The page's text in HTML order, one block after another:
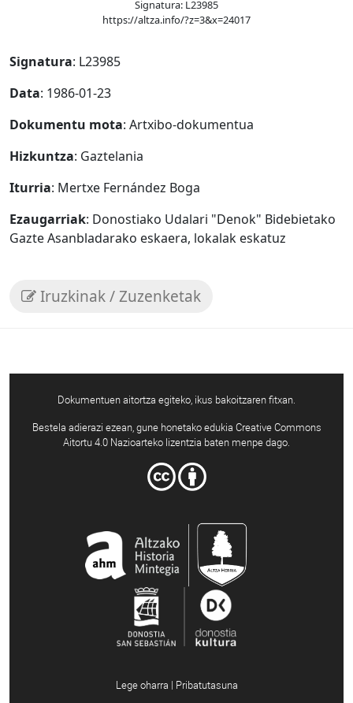
Signatura: L23985
https://altza.info/?z=3&x=24017
Signatura: L23985
Data: 1986-01-23
Dokumentu mota: Artxibo-dokumentua
Hizkuntza: Gaztelania
Iturria: Mertxe Fernández Boga
Ezaugarriak: Donostiako Udalari "Denok" Bidebietako
Gazte Asanbladarako eskaera, lokalak eskatuz
Iruzkinak / Zuzenketak
Dokumentuen aitortza egiteko, ikus bakoitzaren fitxan.
Bestela adierazi ezean, gune honetako edukia Creative Commons
Aitortu 4.0 Nazioarteko lizentzia baten menpe dago.
Lege oharra | Pribatutasuna